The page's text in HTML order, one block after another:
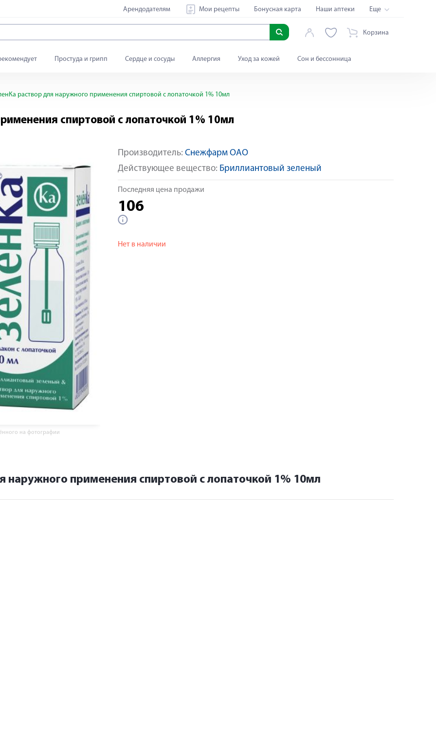
Арендодателям Мои рецепты Бонусная карта Наши аптеки Еще
Корзина
Простуда и грипп Сердце и сосуды Аллергия Уход за кожей Сон и бессонница
раствор для наружного применения спиртовой с лопаточкой 1% 10мл
спиртовой с лопаточкой 1% 10мл
на фотографии
Производитель: Снежфарм ОАО
Действующее вещество: Бриллиантовый зеленый
Последняя цена продажи
106
Нет в наличии
наружного применения спиртовой с лопаточкой 1% 10мл